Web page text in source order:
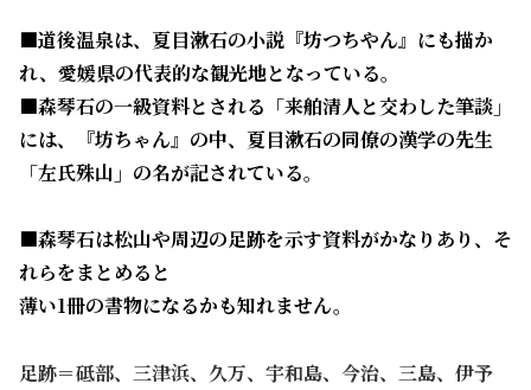
■道後温泉は、夏目漱石の小説『坊つちやん』にも描か
れ、愛媛県の代表的な観光地となっている。
■森琴石の一級資料とされる「来舶清人と交わした筆談」
には、『坊ちゃん』の中、夏目漱石の同僚の漢学の先生
「左氏殊山」の名が記されている。
■森琴石は松山や周辺の足跡を示す資料がかなりあり、そ
れらをまとめると
薄い1冊の書物になるかも知れません。
足跡＝砥部、三津浜、久万、宇和島、今治、三島、伊予